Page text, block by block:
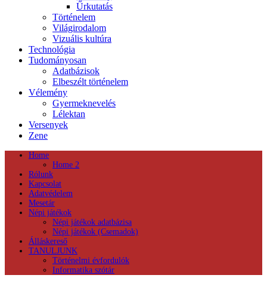
Űrkutatás
Történelem
Világirodalom
Vizuális kultúra
Technológia
Tudományosan
Adatbázisok
Elbeszélt történelem
Vélemény
Gyermeknevelés
Lélektan
Versenyek
Zene
Home
Home 2
Rólunk
Kapcsolat
Adatvédelem
Mesetár
Népi játékok
Népi játékok adatbázisa
Népi játékok (Csemadok)
Álláskereső
TANULJUNK
Történelmi évfordulók
Informatika szótár